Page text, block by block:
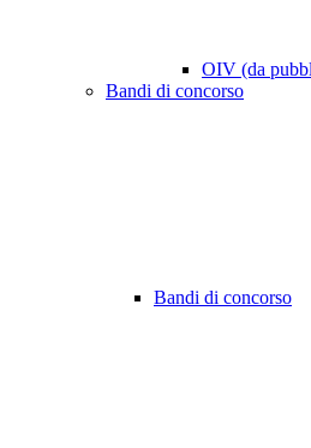
OIV (da
Bandi di concorso
Bandi di concorso